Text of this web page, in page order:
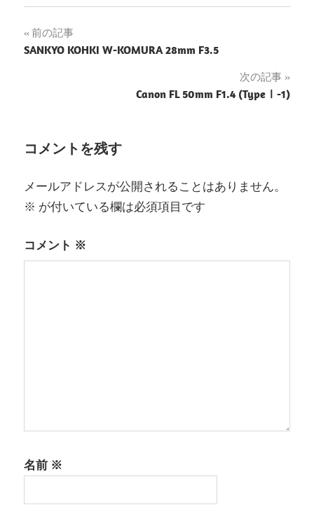
投
稿
ゲ
シ
ン
前の記事
SANKYO KOHKI W-KOMURA 28mm F3.5
次の記事
Canon FL 50mm F1.4 (TypeⅠ-1)
コメントを残す
メールアドレスが公開されることはありません。
※ が付いている欄は必須項目です
コメント ※
名前 ※